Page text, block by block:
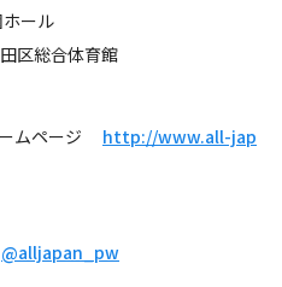
ール
区総合体育館
ムページ http://www.all-jap
@alljapan_pw